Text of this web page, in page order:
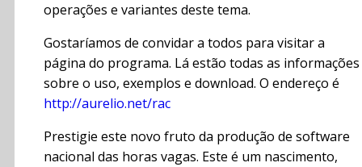
operações e variantes deste tema.
Gostaríamos de convidar a todos para visitar a
página do programa. Lá estão todas as informações
sobre o uso, exemplos e download. O endereço é
http://aurelio.net/rac
Prestigie este novo fruto da produção de software
nacional das horas vagas. Este é um nascimento,